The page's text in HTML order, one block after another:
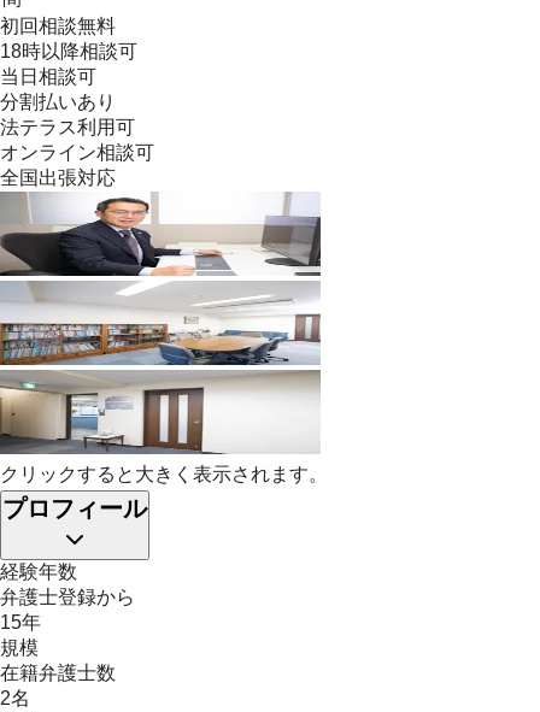
初回相談無料
18時以降相談可
当日相談可
分割払いあり
法テラス利用可
オンライン相談可
全国出張対応
クリックすると大きく表示されます。
プロフィール
経験年数
弁護士登録から
15年
規模
在籍弁護士数
2名